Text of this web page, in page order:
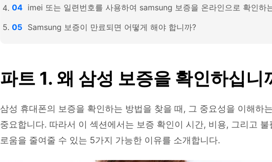
imei 또는 일련번호를 사용하여 samsung 보증을 온라인으로 확인하
Samsung 보증이 만료되면 어떻게 해야 합니까?
파트 1. 왜 삼성 보증을 확인하십니
삼성 휴대폰의 보증을 확인하는 방법을 찾을 때, 그 중요성을 이해하
중요합니다. 따라서 이 섹션에서는 보증 확인이 시간, 비용, 그리고 불
로움을 줄여줄 수 있는 5가지 가능한 이유를 소개합니다.